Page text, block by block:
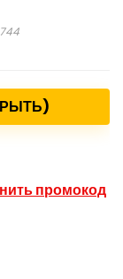
744
промокод